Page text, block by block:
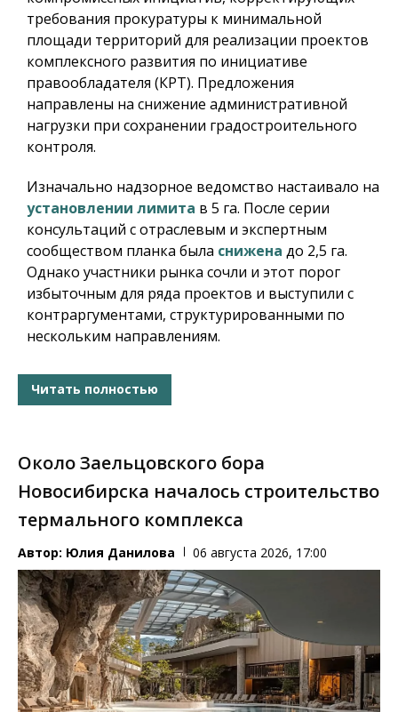
требования прокуратуры к минимальной
площади территорий для реализации проектов
комплексного развития по инициативе
правообладателя (КРТ). Предложения
направлены на снижение административной
нагрузки при сохранении градостроительного
контроля.
Изначально надзорное ведомство настаивало на
установлении лимита в 5 га. После серии
консультаций с отраслевым и экспертным
сообществом планка была снижена до 2,5 га.
Однако участники рынка сочли и этот порог
избыточным для ряда проектов и выступили с
контраргументами, структурированными по
нескольким направлениям.
Читать полностью
Около Заельцовского бора
Новосибирска началось строительство
термального комплекса
Автор: Юлия Данилова 06 августа 2026, 17:00